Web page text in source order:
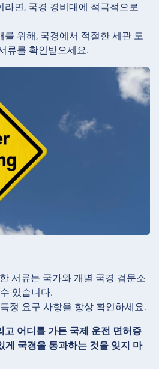
라면, 국경 경비대에 적극적으로
를 위해, 국경에서 적절한 세관 도
류를 확인받으세요.
서류는 국가와 개별 국경 검문소
있습니다.
정 요구 사항을 항상 확인하세요.
고 어디를 가든 국제 운전 면허증
게 국경을 통과하는 것을 잊지 마